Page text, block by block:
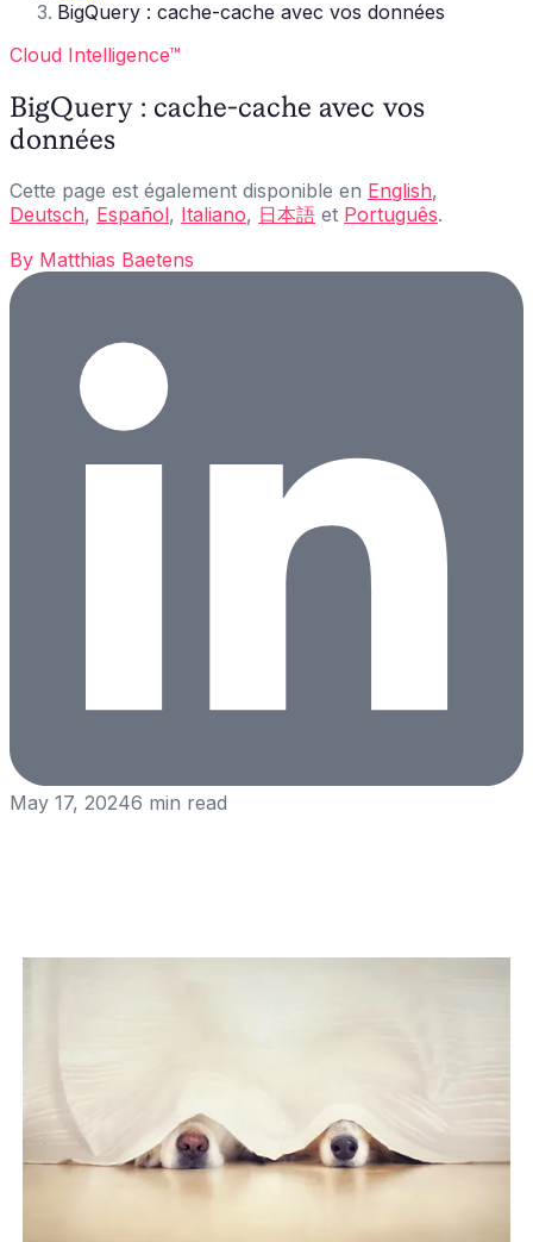
BigQuery : cache-cache avec vos données
Cloud Intelligence™
BigQuery : cache-cache avec vos
données
Cette page est également disponible en English,
Deutsch, Español, Italiano, 日本語 et Português.
By Matthias Baetens
May 17, 20246 min read